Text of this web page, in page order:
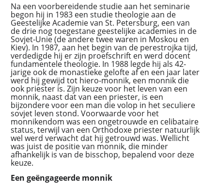
Na een voorbereidende studie aan het seminarie
begon hij in 1983 een studie theologie aan de
Geestelijke Academie van St. Petersburg, een van
de drie nog toegestane geestelijke academies in de
Sovjet-Unie (de andere twee waren in Moskou en
Kiev). In 1987, aan het begin van de perestrojka tijd,
verdedigde hij er zijn proefschrift en werd docent
fundamentele theologie. In 1988 legde hij als 42-
jarige ook de monastieke gelofte af en een jaar later
werd hij gewijd tot hiero-monnik, een monnik die
ook priester is. Zijn keuze voor het leven van een
monnik, naast dat van een priester, is een
bijzondere voor een man die volop in het seculiere
sovjet leven stond. Voorwaarde voor het
monnikendom was een ongetrouwde en celibataire
status, terwijl van een Orthodoxe priester natuurlijk
wel werd verwacht dat hij getrouwd was. Wellicht
was juist de positie van monnik, die minder
afhankelijk is van de bisschop, bepalend voor deze
keuze.
Een geëngageerde monnik